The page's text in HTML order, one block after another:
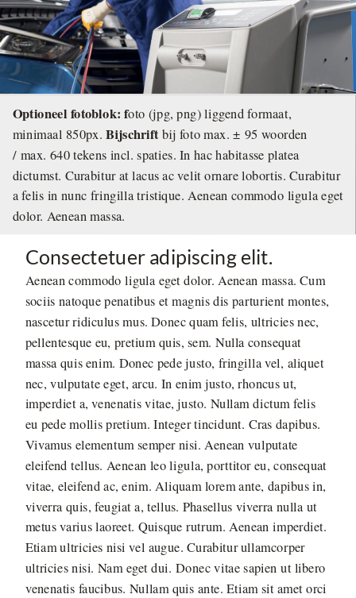
Optioneel fotoblok: foto (jpg, png) liggend formaat,
minimaal 850px.Bijschriftbij foto max. ± 95 woorden
/ max. 640 tekens incl. spaties. In hac habitasse platea
dictumst. Curabitur at lacus ac velit ornare lobortis. Curabitur
a felis in nunc fringilla tristique. Aenean commodo ligula eget
dolor. Aenean massa.
Consectetuer adipiscing elit.
Aenean commodo ligula eget dolor. Aenean massa. Cum
sociis natoque penatibus et magnis dis parturient montes,
nascetur ridiculus mus. Donec quam felis, ultricies nec,
pellentesque eu, pretium quis, sem. Nulla consequat
massa quis enim. Donec pede justo, fringilla vel, aliquet
nec, vulputate eget, arcu. In enim justo, rhoncus ut,
imperdiet a, venenatis vitae, justo. Nullam dictum felis
eu pede mollis pretium. Integer tincidunt. Cras dapibus.
Vivamus elementum semper nisi. Aenean vulputate
eleifend tellus. Aenean leo ligula, porttitor eu, consequat
vitae, eleifend ac, enim. Aliquam lorem ante, dapibus in,
viverra quis, feugiat a, tellus. Phasellus viverra nulla ut
metus varius laoreet. Quisque rutrum. Aenean imperdiet.
Etiam ultricies nisi vel augue. Curabitur ullamcorper
ultricies nisi. Nam eget dui. Donec vitae sapien ut libero
venenatis faucibus. Nullam quis ante. Etiam sit amet orci